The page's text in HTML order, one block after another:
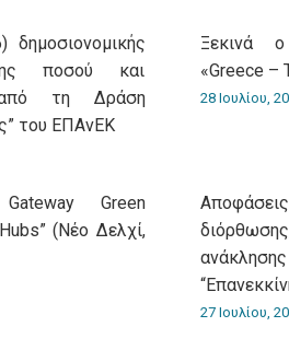
δημοσιονομικής
ποσού και
τη Δράση
του ΕΠΑνΕΚ
Ξεκινά ο
«Greece –
28 Ιουλίου,
Green
(Νέο Δελχί,
27 Ιουλίου,